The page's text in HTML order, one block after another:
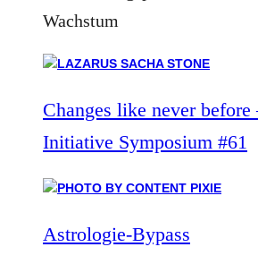
Wachstum
Changes like never before
Initiative Symposium #61
Astrologie-Bypass